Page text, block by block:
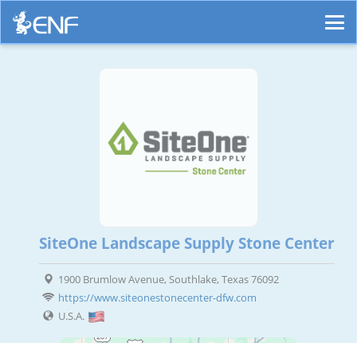
SiteOne Landscape Supply Stone Center
1900 Brumlow Avenue, Southlake, Texas 76092
https://www.siteonestonecenter-dfw.com
U.S.A.